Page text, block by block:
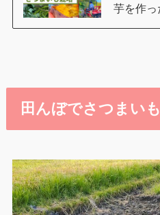
芋を作
田んぼでさつまいも